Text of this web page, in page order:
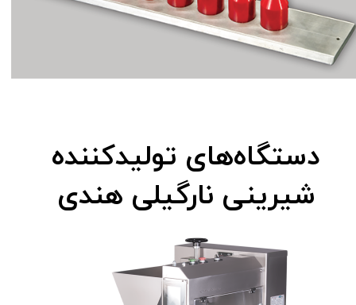
دستگاه‌های تولیدکننده
شیرینی نارگیلی هندی